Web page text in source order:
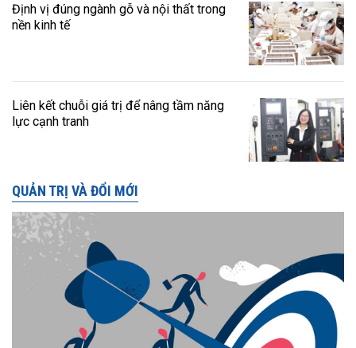
Định vị đúng ngành gỗ và nội thất trong
nền kinh tế
Liên kết chuỗi giá trị để nâng tầm năng
lực cạnh tranh
QUẢN TRỊ VÀ ĐỔI MỚI